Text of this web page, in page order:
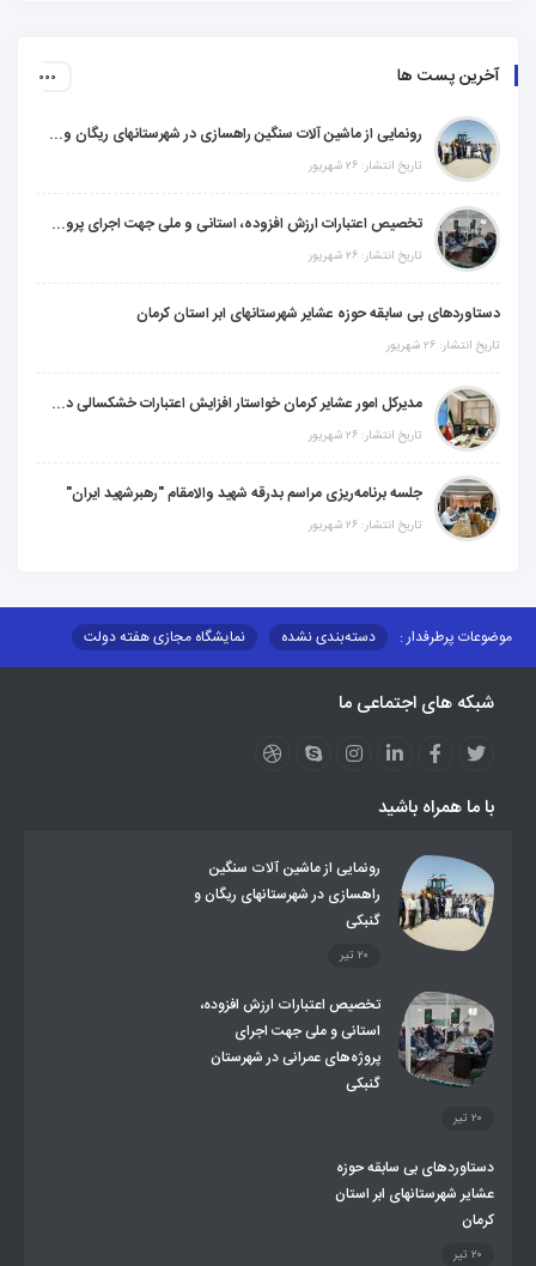
آخرین پست ها
رونمایی از ماشین آلات سنگین راهسازی در شهرستانهای ریگان و گنبکی
تاریخ انتشار: ۲۶ شهریور
تخصیص اعتبارات ارزش افزوده، استانی و ملی جهت اجرای پروژه‌های عمرانی در شهرستان گنبکی
تاریخ انتشار: ۲۶ شهریور
دستاوردهای بی سابقه حوزه عشایر شهرستانهای ابر استان کرمان
تاریخ انتشار: ۲۶ شهریور
مدیرکل امور عشایر کرمان خواستار افزایش اعتبارات خشکسالی در سال جدید شد
تاریخ انتشار: ۲۶ شهریور
جلسه برنامه‌ریزی مراسم بدرقه شهید والامقام "رهبرشهید ایران"
تاریخ انتشار: ۲۶ شهریور
موضوعات پرطرفدار : دسته‌بندی نشده
نمایشگاه مجازی هفته دولت
مزایدات و مناقصات
محتوای کانون توسعه
عملکردها
عشایر استان
طرح و برنامه
روند ساماندهی عشایر داوطلب اسکان
تشکیلات اداری
شبکه های اجتماعی ما
با ما همراه باشید
رونمایی از ماشین آلات سنگین
راهسازی در شهرستانهای ریگان و
گنبکی
۲۰ تیر
تخصیص اعتبارات ارزش افزوده،
استانی و ملی جهت اجرای
پروژه‌های عمرانی در شهرستان
گنبکی
۲۰ تیر
دستاوردهای بی سابقه حوزه
عشایر شهرستانهای ابر استان
کرمان
۲۰ تیر